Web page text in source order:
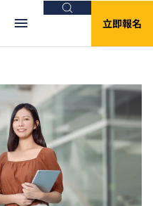
搜尋
立即報名